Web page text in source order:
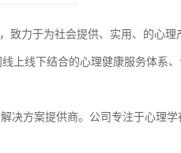
致力于为社会提供、实用、的心理
上线下结合的心理健康服务体系
决方案提供商。公司专注于心理